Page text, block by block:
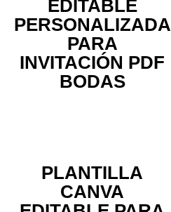
EDITABLE
PERSONALIZADA
PARA
INVITACIÓN PDF
BODAS
PLANTILLA
CANVA